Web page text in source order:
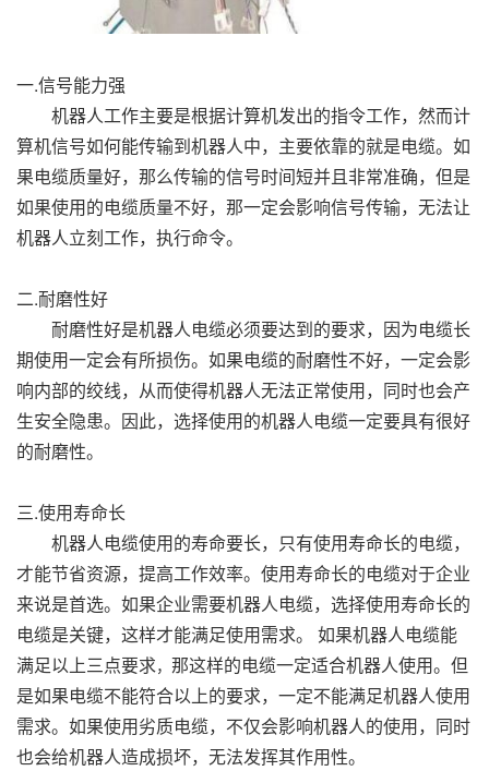
一.信号能力强
机器人工作主要是根据计算机发出的指令工作，然而计
算机信号如何能传输到机器人中，主要依靠的就是电缆。如
果电缆质量好，那么传输的信号时间短并且非常准确，但是
如果使用的电缆质量不好，那一定会影响信号传输，无法让
机器人立刻工作，执行命令。
二.耐磨性好
耐磨性好是机器人电缆必须要达到的要求，因为电缆长
期使用一定会有所损伤。如果电缆的耐磨性不好，一定会影
响内部的绞线，从而使得机器人无法正常使用，同时也会产
生安全隐患。因此，选择使用的机器人电缆一定要具有很好
的耐磨性。
三.使用寿命长
机器人电缆使用的寿命要长，只有使用寿命长的电缆，
才能节省资源，提高工作效率。使用寿命长的电缆对于企业
来说是首选。如果企业需要机器人电缆，选择使用寿命长的
电缆是关键，这样才能满足使用需求。 如果机器人电缆能
满足以上三点要求， 那这样的电缆一定适合机器人使用。但
是如果电缆不能符合以上的要求，一定不能满足机器人使用
需求。如果使用劣质电缆，不仅会影响机器人的使用，同时
也会给机器人造成损坏，无法发挥其作用性。